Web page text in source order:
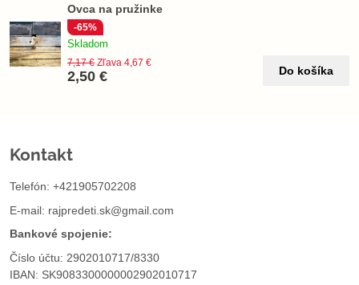
Ovca na pružinke
-65%
Skladom
2,50 €
7,17 € Zľava 4,67 €
Do košíka
Kontakt
Telefón: +421905702208
E-mail: rajpredeti.sk@gmail.com
Bankové spojenie:
Číslo účtu: 2902010717/8330
IBAN: SK9083300000002902010717